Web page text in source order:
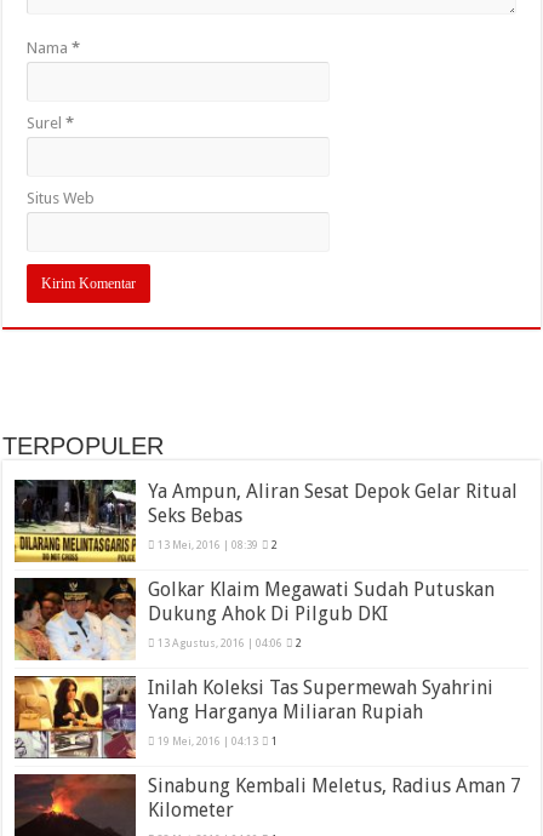
Nama*
Surel*
Situs Web
TERPOPULER
Ya Ampun, Aliran Sesat Depok Gelar Ritual
Seks Bebas
13 Mei, 2016 | 08:39 2
Golkar Klaim Megawati Sudah Putuskan
Dukung Ahok Di Pilgub DKI
13 Agustus, 2016 | 04:06 2
Inilah Koleksi Tas Supermewah Syahrini
Yang Harganya Miliaran Rupiah
19 Mei, 2016 | 04:13 1
Sinabung Kembali Meletus, Radius Aman 7
Kilometer